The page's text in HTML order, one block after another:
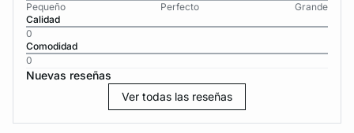
Pequeño
Perfecto
Grande
Calidad
0
Comodidad
0
Nuevas reseñas
Ver todas las reseñas